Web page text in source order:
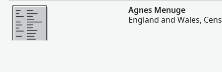
Vairāk
Agnes Menuge
England and Wales,